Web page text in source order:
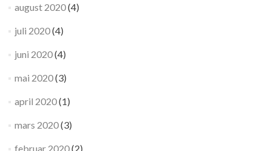
august 2020(4)
juli 2020(4)
juni 2020(4)
mai 2020(3)
april 2020(1)
mars 2020(3)
februar 2020(2)